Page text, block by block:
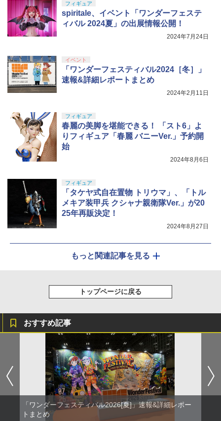
フィギュア
spiritale、イベント「ワンダーフェステ
ィバル 2024夏」の出展情報公開！
2024年7月24日
イベント
「ワンダーフェスティバル2024［冬］」
速報&詳細レポートまとめ
2024年2月11日
フィギュア
春麗の美脚を堪能できる！ 「スト6」よ
りフィギュア「春麗 バニーVer.」予約開
始
2024年8月6日
フィギュア
「タケヤ式自在置物 トリウマ」、「トル
メキア装甲兵 クシャナ親衛隊Ver.」が20
25年再販決定！
2024年8月27日
もっと関連記事を見る
トップページに戻る
おすすめ記事
「ワンダーフェスティバル2026[夏]」速報&詳細レポー
トまとめ